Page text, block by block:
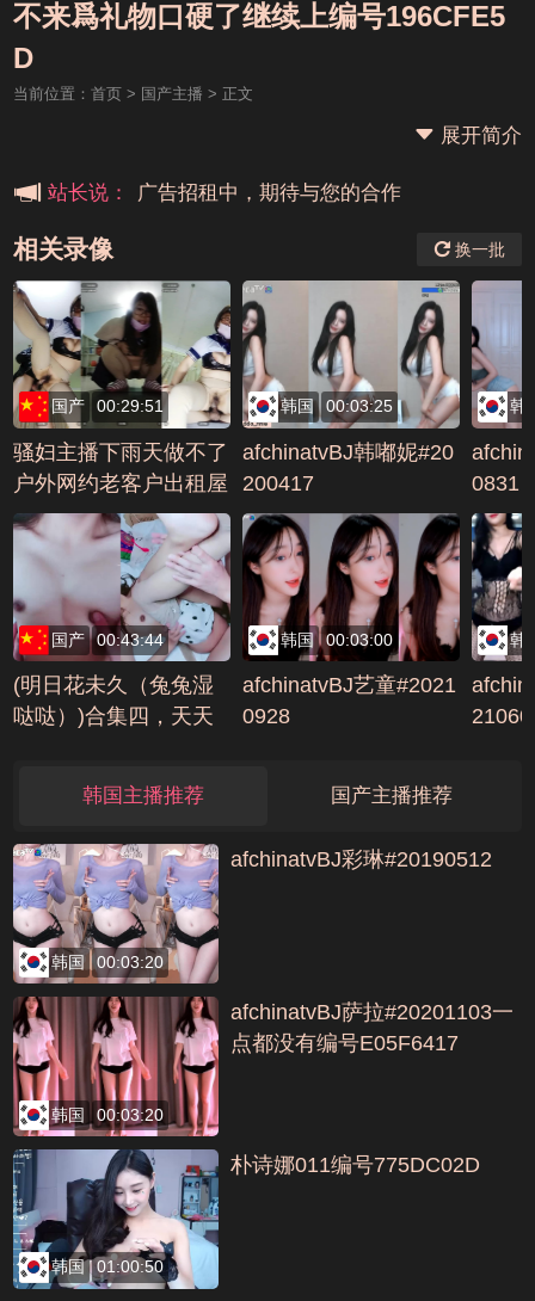
不来爲礼物口硬了继续上编号196CFE5
D
当前位置： 首页> 国产主播 > 正文
展开简介
站长说： 广告招租中，期待与您的合作
相关录像 换一批
国产 00:29:51
骚妇主播下雨天做不了
户外网约老客户出租屋
直播后入爆操高清抽插
编号AFCABC3B
韩国 00:03:25
afchinatvBJ韩嘟妮#20
200417
韩
0831
国产 00:43:44
(明日花未久（兔兔湿
哒哒）)合集四，天天
韩国 00:03:00
afchinatvBJ艺童#2021
0928
韩
韩国主播推荐 国产主播推荐
韩国 00:03:20
afchinatvBJ彩琳#20190512
韩国 00:03:20
afchinatvBJ萨拉#20201103一
点都没有编号E05F6417
韩国 01:00:50
朴诗娜011编号775DC02D